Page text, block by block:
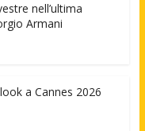
nell’ultima
Armani
a Cannes 2026